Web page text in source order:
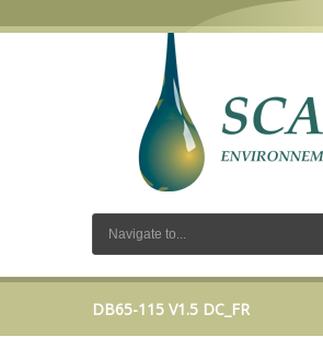
DB65-115 V1.5 DC_FR